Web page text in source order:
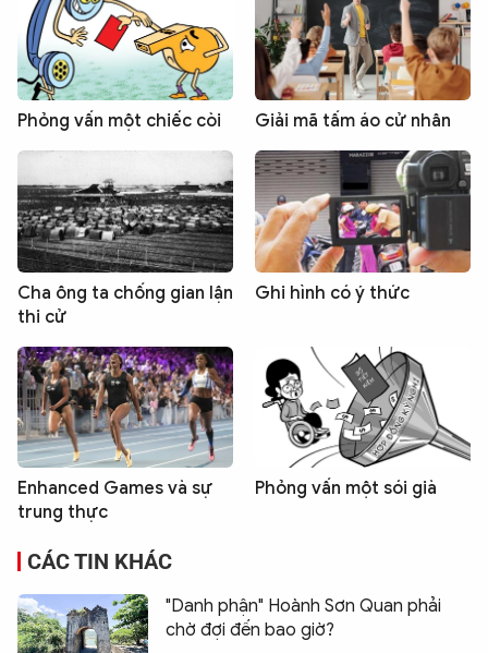
Phỏng vấn một chiếc còi Giải mã tấm áo cử nhân
Cha ông ta chống gian lận
thi cử
Ghi hình có ý thức
Enhanced Games và sự
trung thực
Phỏng vấn một sói già
CÁC TIN KHÁC
"Danh phận" Hoành Sơn Quan phải
chờ đợi đến bao giờ?